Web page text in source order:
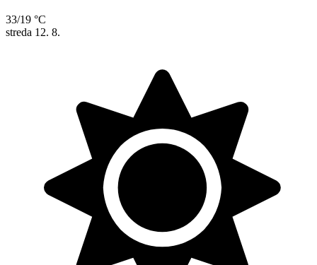
33/19 °C
streda 12. 8.